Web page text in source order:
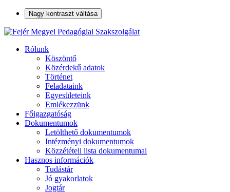
Nagy kontraszt váltása
Rólunk
Köszöntő
Közérdekű adatok
Történet
Feladataink
Egyesületeink
Emlékezzünk
Főigazgatóság
Dokumentumok
Letölthető dokumentumok
Intézményi dokumentumok
Közzétételi lista dokumentumai
Hasznos információk
Tudástár
Jó gyakorlatok
Jogtár